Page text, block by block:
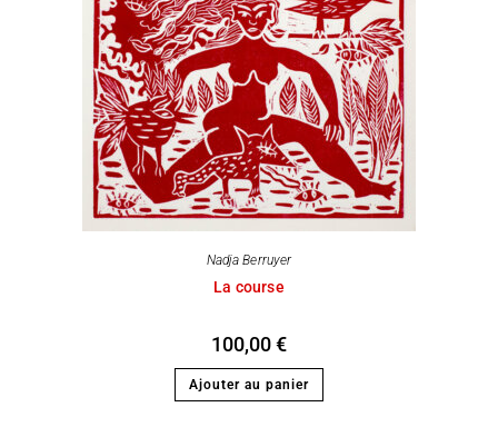
Nadja Berruyer
La course
100,00€
Ajouter au panier